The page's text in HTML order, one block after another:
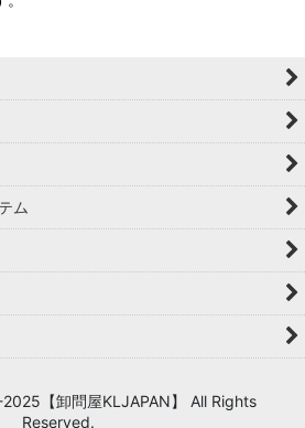
ム
【卸問屋KLJAPAN】 All Rights
Reserved.